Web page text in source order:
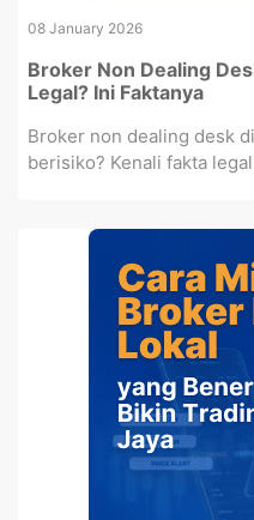
08 January 2026
Broker Non Dealing
Legal? Ini Faktanya
Broker non dealing desk
berisiko? Kenali fakta